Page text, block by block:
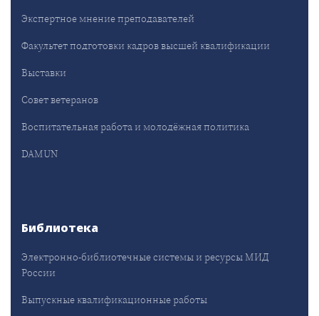
Экспертное мнение преподавателей
Факультет подготовки кадров высшей квалификации
Выставки
Совет ветеранов
Воспитательная работа и молодёжная политика
DAMUN
Библиотека
Электронно-библиотечные системы и ресурсы МИД
России
Выпускные квалификационные работы